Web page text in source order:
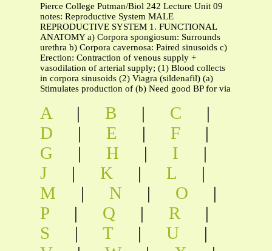
Pierce College Putman/Biol 242 Lecture Unit 09
notes: Reproductive System MALE
REPRODUCTIVE SYSTEM 1. FUNCTIONAL
ANATOMY a) Corpora spongiosum: Surrounds
urethra b) Corpora cavernosa: Paired sinusoids c)
Erection: Contraction of venous supply +
vasodilation of arterial supply; (1) Blood collects
in corpora sinusoids (2) Viagra (sildenafil) (a)
Stimulates production of (b) Need good BP for via
A | B | C
|
D
| E | F
|
G
| H | I
|
J
| K | L
|
M
| N | O
|
P
| Q | R
|
S
| T | U
|